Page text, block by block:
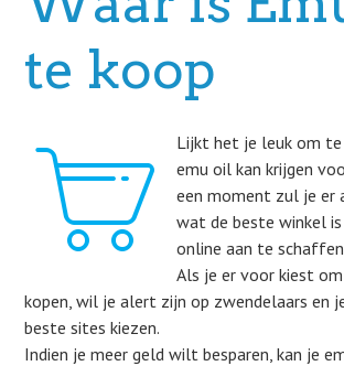
te koop
Lijkt het je leuk om te
emu oil kan krijgen
een moment zul je er
wat de beste winkel
online aan te
Als je er voor kiest
kopen, wil je alert zijn op zwendelaars en
beste sites kiezen.
Indien je meer geld wilt besparen, kan je